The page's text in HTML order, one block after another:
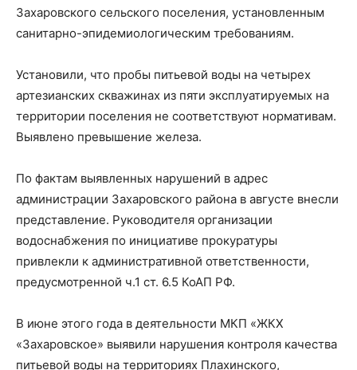
Захаровского сельского поселения, установленным
санитарно-эпидемиологическим требованиям.
Установили, что пробы питьевой воды на четырех
артезианских скважинах из пяти эксплуатируемых на
территории поселения не соответствуют нормативам.
Выявлено превышение железа.
По фактам выявленных нарушений в адрес
администрации Захаровского района в августе внесли
представление. Руководителя организации
водоснабжения по инициативе прокуратуры
привлекли к административной ответственности,
предусмотренной ч.1 ст. 6.5 КоАП РФ.
В июне этого года в деятельности МКП «ЖКХ
«Захаровское» выявили нарушения контроля качества
питьевой воды на территориях Плахинского,